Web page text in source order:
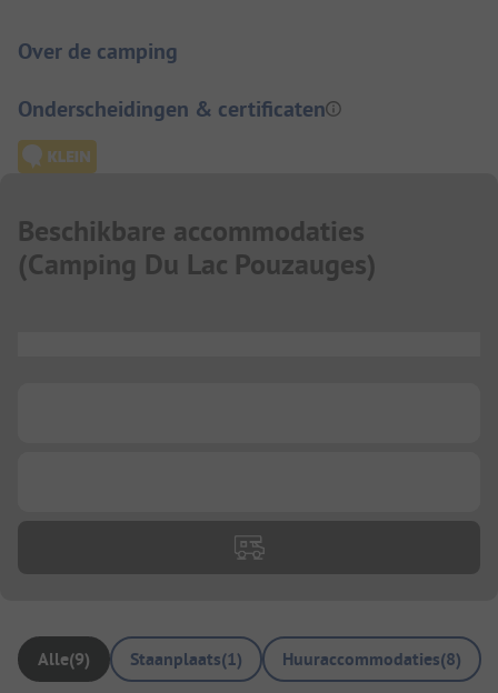
Over de camping
Onderscheidingen & certificaten
Beschikbare accommodaties
(Camping Du Lac Pouzauges)
Alle(9) Staanplaats(1) Huuraccommodaties(8)